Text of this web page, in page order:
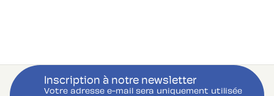
Inscription à notre newsletter
Votre adresse e-mail sera uniquement utilisée